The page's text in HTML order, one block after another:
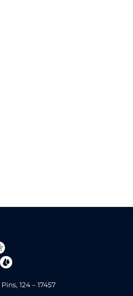
124 – 17457